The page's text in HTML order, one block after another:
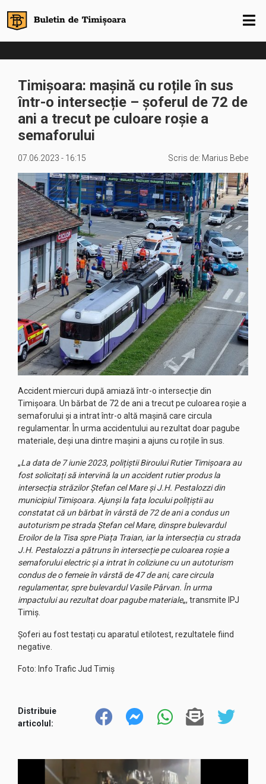
Timișoara: mașină cu roțile în sus
într-o intersecție – șoferul de 72 de
ani a trecut pe culoare roșie a
semaforului
07.06.2023 - 16:15 Scris de: Marius Bebe
Accident miercuri după amiază într-o intersecție din
Timișoara. Un bărbat de 72 de ani a trecut pe culoarea roșie a
semaforului și a intrat într-o altă mașină care circula
regulamentar. În urma accidentului au rezultat doar pagube
materiale, deși una dintre mașini a ajuns cu roțile în sus.
„La data de 7 iunie 2023, polițiștii Biroului Rutier Timişoara au
fost solicitați să intervină la un accident rutier produs la
intersecția străzilor Ștefan cel Mare și J.H. Pestalozzi din
municipiul Timișoara. Ajunși la fața locului polițiștii au
constatat că un bărbat în vârstă de 72 de ani a condus un
autoturism pe strada Ștefan cel Mare, dinspre bulevardul
Eroilor de la Tisa spre Piața Traian, iar la intersecția cu strada
J.H. Pestalozzi a pătruns în intersecție pe culoarea roșie a
semaforului electric și a intrat în coliziune cu un autoturism
condus de o femeie în vârstă de 47 de ani, care circula
regulamentar, spre bulevardul Vasile Pârvan. În urma
impactului au rezultat doar pagube materiale„, transmite IPJ
Timiș.
Șoferi au fost testați cu aparatul etilotest, rezultatele fiind
negative.
Foto: Info Trafic Jud Timiș
Distribuie
articolul: